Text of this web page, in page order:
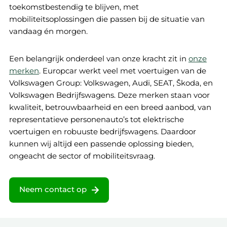
toekomstbestendig te blijven, met
mobiliteitsoplossingen die passen bij de situatie van
vandaag én morgen.
Een belangrijk onderdeel van onze kracht zit in onze
merken. Europcar werkt veel met voertuigen van de
Volkswagen Group: Volkswagen, Audi, SEAT, Škoda, en
Volkswagen Bedrijfswagens. Deze merken staan voor
kwaliteit, betrouwbaarheid en een breed aanbod, van
representatieve personenauto’s tot elektrische
voertuigen en robuuste bedrijfswagens. Daardoor
kunnen wij altijd een passende oplossing bieden,
ongeacht de sector of mobiliteitsvraag.
Neem contact op